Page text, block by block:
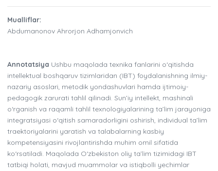
Mualliflar:
Abdumanonov Ahrorjon Adhamjonvich
Annotatsiya Ushbu maqolada texnika fanlarini o‘qitishda
intellektual boshqaruv tizimlaridan (IBT) foydalanishning ilmiy-
nazariy asoslari, metodik yondashuvlari hamda ijtimoiy-
pedagogik zarurati tahlil qilinadi. Sun’iy intellekt, mashinali
o‘rganish va raqamli tahlil texnologiyalarining ta’lim jarayoniga
integratsiyasi o‘qitish samaradorligini oshirish, individual ta’lim
traektoriyalarini yaratish va talabalarning kasbiy
kompetensiyasini rivojlantirishda muhim omil sifatida
ko‘rsatiladi. Maqolada O‘zbekiston oliy ta’lim tizimidagi IBT
tatbiqi holati, mavjud muammolar va istiqbolli yechimlar